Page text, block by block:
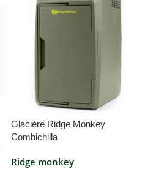
Glacière Ridge Monkey
Combichilla
Ridge monkey